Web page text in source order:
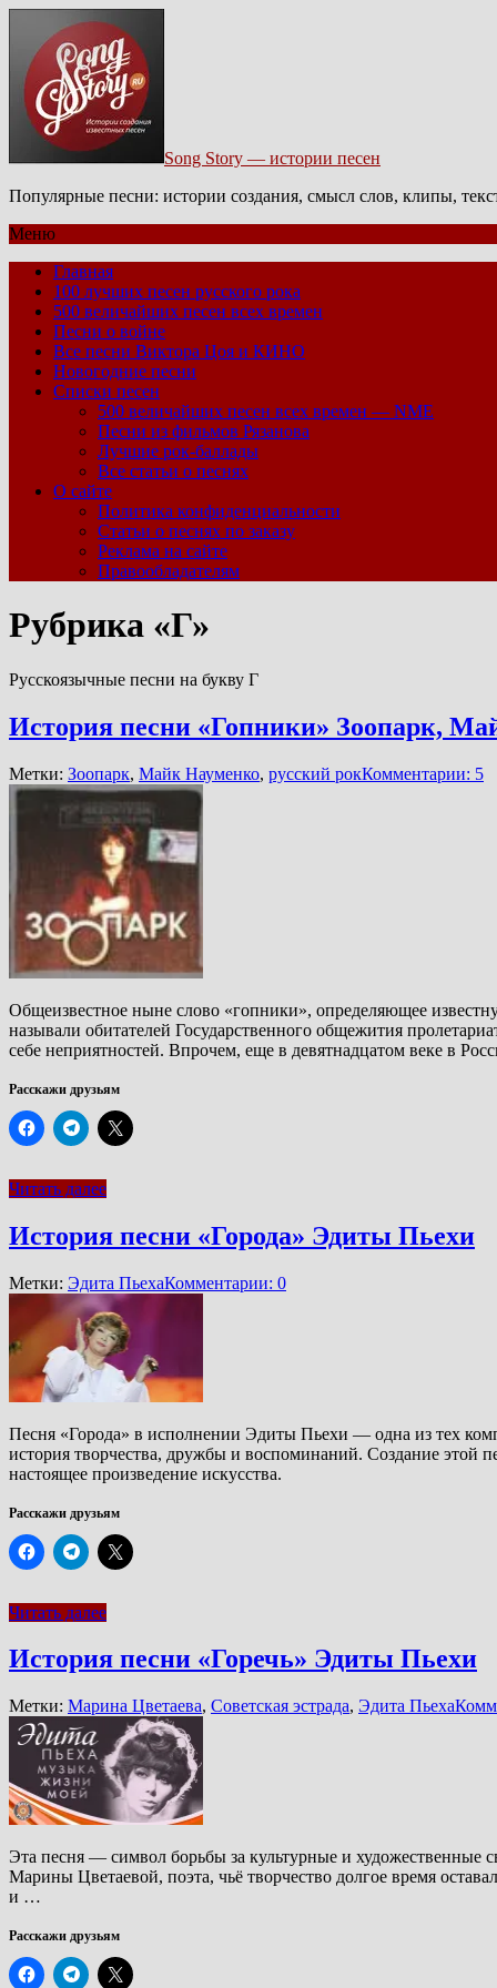
Song Story — истории песен
Популярные песни: истории создания, смысл слов, клипы,
Меню
Главная
100 лучших песен русского рока
500 величайших песен всех времен
Песни о войне
Все песни Виктора Цоя и КИНО
Новогодние песни
Списки песен
500 величайших песен всех времен — NME
Песни из фильмов Рязанова
Лучшие рок-баллады
Все статьи о песнях
О сайте
Политика конфиденциальности
Статьи о песнях по заказу
Реклама на сайте
Правообладателям
Рубрика «Г»
Русскоязычные песни на букву Г
История песни «Гопники» Зоопарк,
Метки: Зоопарк, Майк Науменко, русский рокКомментарии: 5
Общеизвестное ныне слово «гопники», определяющее
называли обитателей Государственного общежития
себе неприятностей. Впрочем, еще в девятнадцатом веке в
Расскажи друзьям
Читать далее
История песни «Города» Эдиты Пьехи
Метки: Эдита ПьехаКомментарии: 0
Песня «Города» в исполнении Эдиты Пьехи — одна из тех
история творчества, дружбы и воспоминаний. Создание этой
настоящее произведение искусства.
Расскажи друзьям
Читать далее
История песни «Горечь» Эдиты Пьехи
Метки: Марина Цветаева, Советская эстрада, Эдита Пьеха
Эта песня — символ борьбы за культурные и художественные
Марины Цветаевой, поэта, чьё творчество долгое время
и …
Расскажи друзьям